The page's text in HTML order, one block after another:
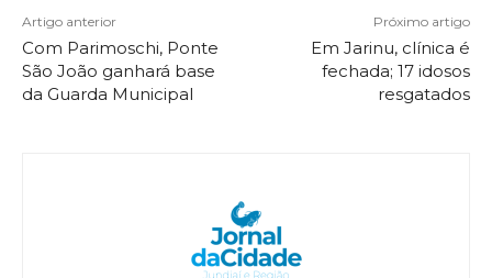
Artigo anterior
Com Parimoschi, Ponte
São João ganhará base
da Guarda Municipal
Próximo artigo
Em Jarinu, clínica é
fechada; 17 idosos
resgatados